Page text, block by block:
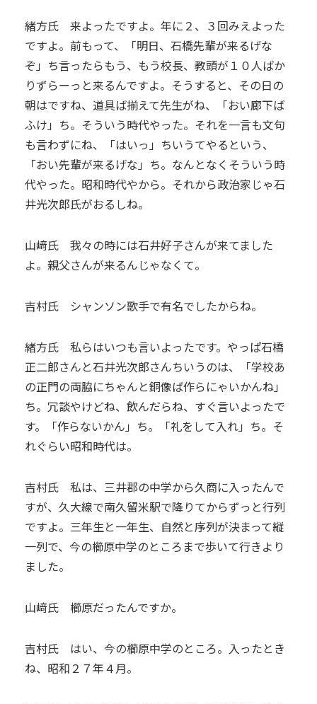
緒方氏 来よったですよ。年に２、３回みえよった
ですよ。前もって、「明日、石橋先輩が来るげな
ぞ」ち言ったらもう、もう校長、教頭が１０人ばか
りずらーっと来るんですよ。そうすると、その日の
朝はですね、道具ば揃えて先生がね、「おい廊下ば
ふけ」ち。そういう時代やった。それを一言も文句
も言わずにね、「はいっ」ちいうてやるという、
「おい先輩が来るげな」ち。なんとなくそういう時
代やった。昭和時代やから。それから政治家じゃ石
井光次郎氏がおるしね。
山﨑氏 我々の時には石井好子さんが来てました
よ。親父さんが来るんじゃなくて。
吉村氏 シャンソン歌手で有名でしたからね。
緒方氏 私らはいつも言いよったです。やっぱ石橋
正二郎さんと石井光次郎さんちいうのは、「学校あ
の正門の両脇にちゃんと銅像ば作らにゃいかんね」
ち。冗談やけどね、飲んだらね、すぐ言いよったで
す。「作らないかん」ち。「礼をして入れ」ち。そ
れぐらい昭和時代は。
吉村氏 私は、三井郡の中学から久商に入ったんで
すが、久大線で南久留米駅で降りてからずっと行列
ですよ。三年生と一年生、自然と序列が決まって縦
一列で、今の櫛原中学のところまで歩いて行きより
ました。
山﨑氏 櫛原だったんですか。
吉村氏 はい、今の櫛原中学のところ。入ったとき
ね、昭和２７年４月。